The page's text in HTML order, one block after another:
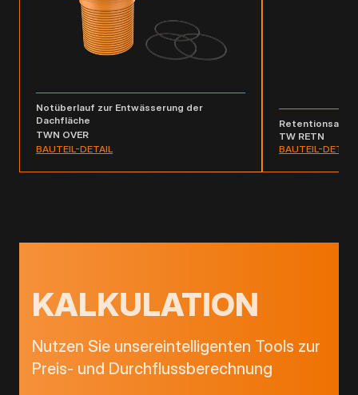
Notüberlauf zur Entwässerung der
Dachfläche
TWN OVER
BAUTEIL-DETAIL
TW RETN
BAUTEIL-DETAIL
KALKULATION
Nutzen Sie unsereintelligenten Tools zur
Preis- und Durchflussberechnung